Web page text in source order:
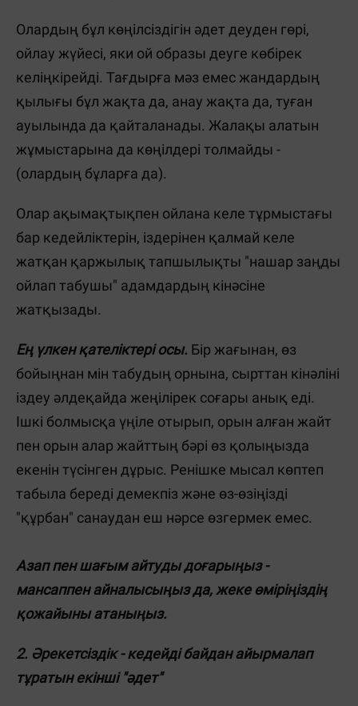
Олардың бұл көңілсіздігін әдет деуден гөрі,
ойлау жүйесі, яки ой образы деуге көбірек
келіңкірейді. Тағдырға мәз емес жандардың
қылығы бұл жақта да, анау жақта да, туған
ауылында да қайталанады. Жалақы алатын
жұмыстарына да көңілдері толмайды -
(олардың бұларға да).
Олар ақымақтықпен ойлана келе тұрмыстағы
бар кедейліктерін, іздерінен қалмай келе
жатқан қаржылық тапшылықты "нашар заңды
ойлап табушы" адамдардың кінәсіне
жатқызады.
Ең үлкен қателіктері осы. Бір жағынан, өз
бойыңнан мін табудың орнына, сырттан кінәліні
іздеу әлдеқайда жеңілірек соғары анық еді.
Ішкі болмысқа үңіле отырып, орын алған жайт
пен орын алар жайттың бәрі өз қолыңызда
екенін түсінген дұрыс. Ренішке мысал көптеп
табыла береді демекпіз және өз-өзіңізді
"құрбан" санаудан еш нәрсе өзгермек емес.
Азап пен шағым айтуды доғарыңыз -
мансаппен айналысыңыз да, жеке өміріңіздің
қожайыны атаныңыз.
2. Әрекетсіздік - кедейді байдан айырмалап
тұратын екінші "әдет"